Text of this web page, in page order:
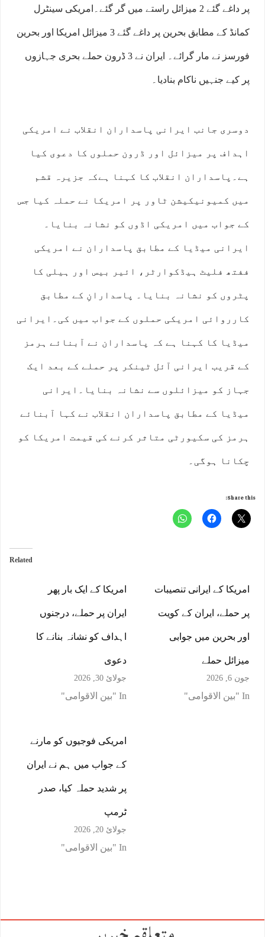
پر داغے گئے 2 میزائل راستے میں گر گئے۔امریکی سینٹرل
کمانڈ کے مطابق بحرین پر داغے گئے 3 میزائل امریکا اور بحرین
فورسز نے مار گرائے۔ ایران نے 3 ڈرون حملے بحری جہازوں
پر کیے جنہیں ناکام بنادیا۔
دوسری جانب ایرانی پاسداران انقلاب نے امریکی
اہداف پر میزائل اور ڈرون حملوں کا دعوی کیا
ہے۔پاسداران انقلاب کا کہنا ہےکہ جزیرہ قشم
میں کمیونیکیشن ٹاور پر امریکا نے حملہ کیا جس
کے جواب میں امریکی اڈوں کو نشانہ بنایا۔
ایرانی میڈیا کے مطابق پاسداران نے امریکی
ففتھ فلیٹ ہیڈکوارٹر، ائیر بیس اور ہیلی کا
پٹروں کو نشانہ بنایا۔ پاسدارانِ کے مطابق
کارروائی امریکی حملوں کے جواب میں کی۔ایرانی
میڈیا کا کہنا ہے کہ پاسداران نے آبنائے ہرمز
کے قریب ایرانی آئل ٹینکر پر حملے کے بعد ایک
جہاز کو میزائلوں سے نشانہ بنایا۔ایرانی
میڈیا کے مطابق پاسداران انقلاب نے کہا آبنائے
ہرمز کی سکیورٹی متاثر کرنے کی قیمت امریکا کو
چکانا ہوگی۔
Share this:
Related
امریکا کے ایک بار پھر
ایران پر حملے، درجنوں
اہداف کو نشانہ بنانے کا
دعوی
جولائ 30, 2026
In "بین الاقوامی"
امریکا کے ایرانی تنصیبات
پر حملے، ایران کے کویت
اور بحرین میں جوابی
میزائل حملے
جون 6, 2026
In "بین الاقوامی"
امریکی فوجیوں کو مارنے
کے جواب میں ہم نے ایران
پر شدید حملہ کیا، صدر
ٹرمپ
جولائ 20, 2026
In "بین الاقوامی"